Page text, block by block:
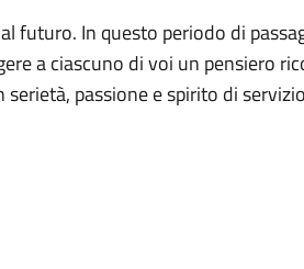
futuro. In questo periodo di
a ciascuno di voi un pensiero
passione e spirito di